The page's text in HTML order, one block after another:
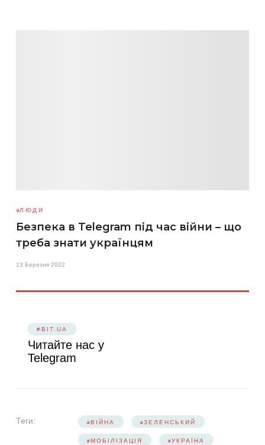
ЛЮДИ
Безпека в Telegram під час війни – що
треба знати українцям
13 Березня 2022
#BIT.UA
Читайте нас у
Telegram
Теги: ВІЙНА ЗЕЛЕНСЬКИЙ
МОБІЛІЗАЦІЯ УКРАЇНА